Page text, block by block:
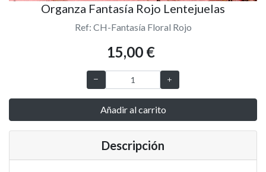
Organza Fantasía Rojo Lentejuelas
Ref: CH-Fantasía Floral Rojo
15,00 €
Añadir al carrito
Descripción